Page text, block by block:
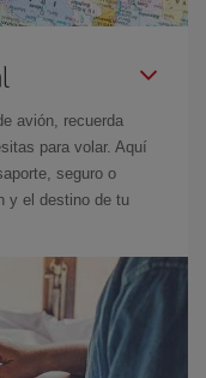
avión, recuerda
para volar. Aquí
seguro o
y el destino de tu